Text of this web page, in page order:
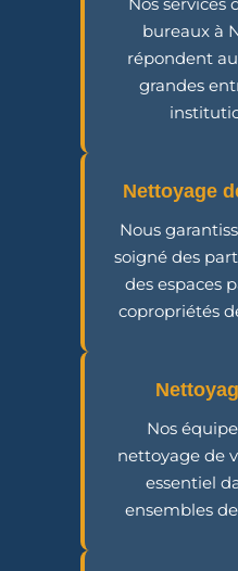
bureaux à
répondent
grandes
Nettoyage
Nous
soigné des
des espaces
copropriétés
Nos
nettoyage de
essentiel
ensembles